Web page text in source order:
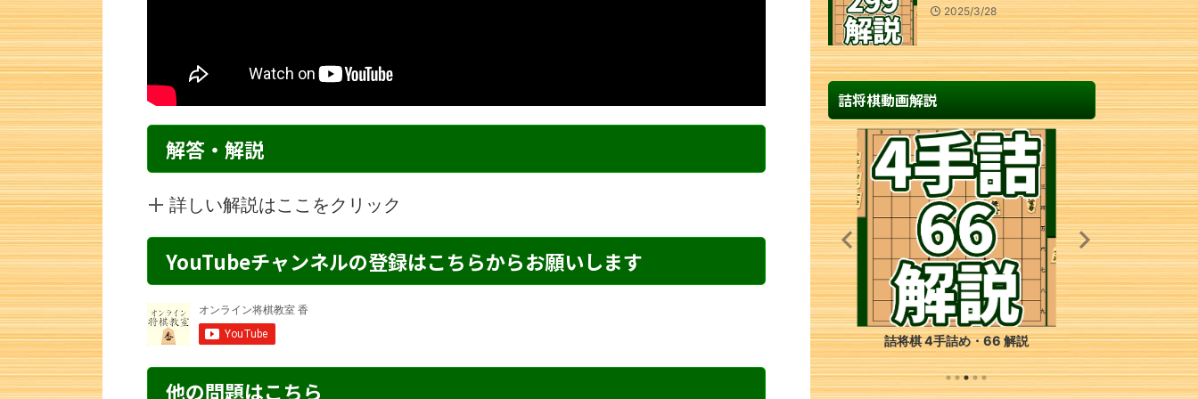
解答・解説
詳しい解説はここをクリック
YouTubeチャンネルの登録はこちらからお願いします
他の問題はこちら
2025/3/28
詰将棋動画解説
詰将棋 6手詰め・288 解説 詰将棋 3手詰め・49 解説 詰将